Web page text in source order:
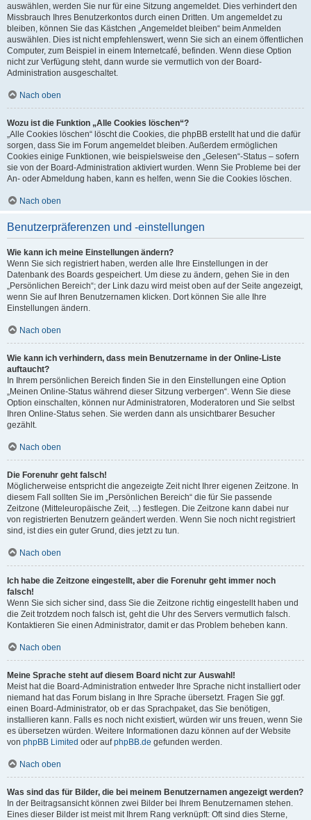
auswählen, werden Sie nur für eine Sitzung angemeldet. Dies verhindert den
Missbrauch Ihres Benutzerkontos durch einen Dritten. Um angemeldet zu
bleiben, können Sie das Kästchen „Angemeldet bleiben“ beim Anmelden
auswählen. Dies ist nicht empfehlenswert, wenn Sie sich an einem öffentlichen
Computer, zum Beispiel in einem Internetcafé, befinden. Wenn diese Option
nicht zur Verfügung steht, dann wurde sie vermutlich von der Board-
Administration ausgeschaltet.
Nach oben
Wozu ist die Funktion „Alle Cookies löschen“?
„Alle Cookies löschen“ löscht die Cookies, die phpBB erstellt hat und die dafür
sorgen, dass Sie im Forum angemeldet bleiben. Außerdem ermöglichen
Cookies einige Funktionen, wie beispielsweise den „Gelesen“-Status – sofern
sie von der Board-Administration aktiviert wurden. Wenn Sie Probleme bei der
An- oder Abmeldung haben, kann es helfen, wenn Sie die Cookies löschen.
Nach oben
Benutzerpräferenzen und -einstellungen
Wie kann ich meine Einstellungen ändern?
Wenn Sie sich registriert haben, werden alle Ihre Einstellungen in der
Datenbank des Boards gespeichert. Um diese zu ändern, gehen Sie in den
„Persönlichen Bereich“; der Link dazu wird meist oben auf der Seite angezeigt,
wenn Sie auf Ihren Benutzernamen klicken. Dort können Sie alle Ihre
Einstellungen ändern.
Nach oben
Wie kann ich verhindern, dass mein Benutzername in der Online-Liste
auftaucht?
In Ihrem persönlichen Bereich finden Sie in den Einstellungen eine Option
„Meinen Online-Status während dieser Sitzung verbergen“. Wenn Sie diese
Option einschalten, können nur Administratoren, Moderatoren und Sie selbst
Ihren Online-Status sehen. Sie werden dann als unsichtbarer Besucher
gezählt.
Nach oben
Die Forenuhr geht falsch!
Möglicherweise entspricht die angezeigte Zeit nicht Ihrer eigenen Zeitzone. In
diesem Fall sollten Sie im „Persönlichen Bereich“ die für Sie passende
Zeitzone (Mitteleuropäische Zeit, ...) festlegen. Die Zeitzone kann dabei nur
von registrierten Benutzern geändert werden. Wenn Sie noch nicht registriert
sind, ist dies ein guter Grund, dies jetzt zu tun.
Nach oben
Ich habe die Zeitzone eingestellt, aber die Forenuhr geht immer noch
falsch!
Wenn Sie sich sicher sind, dass Sie die Zeitzone richtig eingestellt haben und
die Zeit trotzdem noch falsch ist, geht die Uhr des Servers vermutlich falsch.
Kontaktieren Sie einen Administrator, damit er das Problem beheben kann.
Nach oben
Meine Sprache steht auf diesem Board nicht zur Auswahl!
Meist hat die Board-Administration entweder Ihre Sprache nicht installiert oder
niemand hat das Forum bislang in Ihre Sprache übersetzt. Fragen Sie ggf.
einen Board-Administrator, ob er das Sprachpaket, das Sie benötigen,
installieren kann. Falls es noch nicht existiert, würden wir uns freuen, wenn Sie
es übersetzen würden. Weitere Informationen dazu können auf der Website
von phpBB Limited oder aufphpBB.de gefunden werden.
Nach oben
Was sind das für Bilder, die bei meinem Benutzernamen angezeigt werden?
In der Beitragsansicht können zwei Bilder bei Ihrem Benutzernamen stehen.
Eines dieser Bilder ist meist mit Ihrem Rang verknüpft: Oft sind dies Sterne,